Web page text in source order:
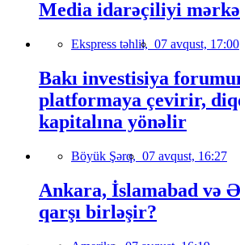
Media idarəçiliyi
Ekspress təhlil, 07 avqust, 17:00
Bakı investisiya
platformaya çevirir,
kapitalına yönəlir
Böyük Şərq, 07 avqust, 16:27
Ankara, İslamabad və
qarşı birləşir?